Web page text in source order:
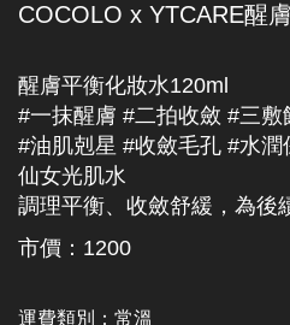
COCOLO x YTCARE醒
醒膚平衡化妝水120ml
#一抹醒膚 #二拍收斂 #三敷
#油肌剋星 #收斂毛孔 #水潤
仙女光肌水
調理平衡、收斂舒緩，為後
市價：1200
運費類別： 常溫